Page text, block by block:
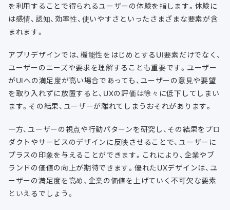
を利用することで得られるユーザーの体験を指します。体験に
は感情、認知、効率性、使いやすさといったさまざまな要素が含
まれます。
アプリデザインでは、機能性をはじめとするUI要素だけでなく、
ユーザーのニーズや要求を理解することも重要です。ユーザー
がUIへの満足度が高い場合であっても、ユーザーの意見や要望
を取り入れずに放置すると、UXの評価は徐々に低下してしまい
ます。その結果、ユーザーが離れてしまうおそれがあります。
一方、ユーザーの視点や行動パターンを研究し、その結果をプロ
ダクトやサービスのデザインに反映させることで、ユーザーに
プラスの印象を与えることができます。これにより、企業やブ
ランドの価値の向上が期待できます。優れたUXデザインは、ユ
ーザーの満足度を高め、企業の価値を上げていく不可欠な要素
といえるでしょう。